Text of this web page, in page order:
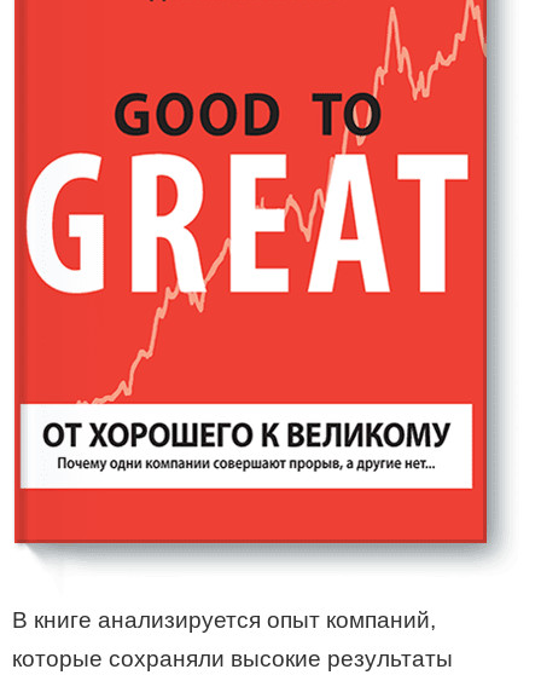
В книге анализируется опыт компаний,
которые сохраняли высокие результаты